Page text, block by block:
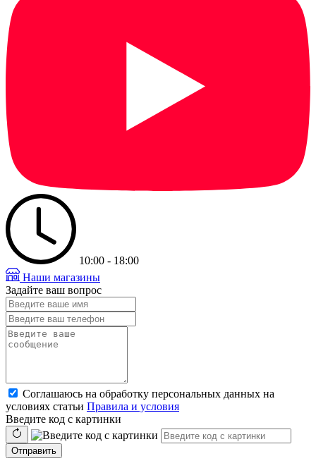
10:00 - 18:00
Наши магазины
Задайте ваш вопрос
Соглашаюсь на обработку персональных данных на
условиях статьи Правила и условия
Введите код с картинки
Отправить